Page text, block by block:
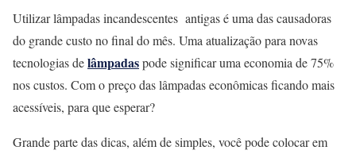
Utilizar lâmpadas incandescentes antigas é uma das causadoras
do grande custo no final do mês. Uma atualização para novas
tecnologias delâmpadaspode significar uma economia de 75%
nos custos. Com o preço das lâmpadas econômicas ficando mais
acessíveis, para que esperar?
Grande parte das dicas, além de simples, você pode colocar em